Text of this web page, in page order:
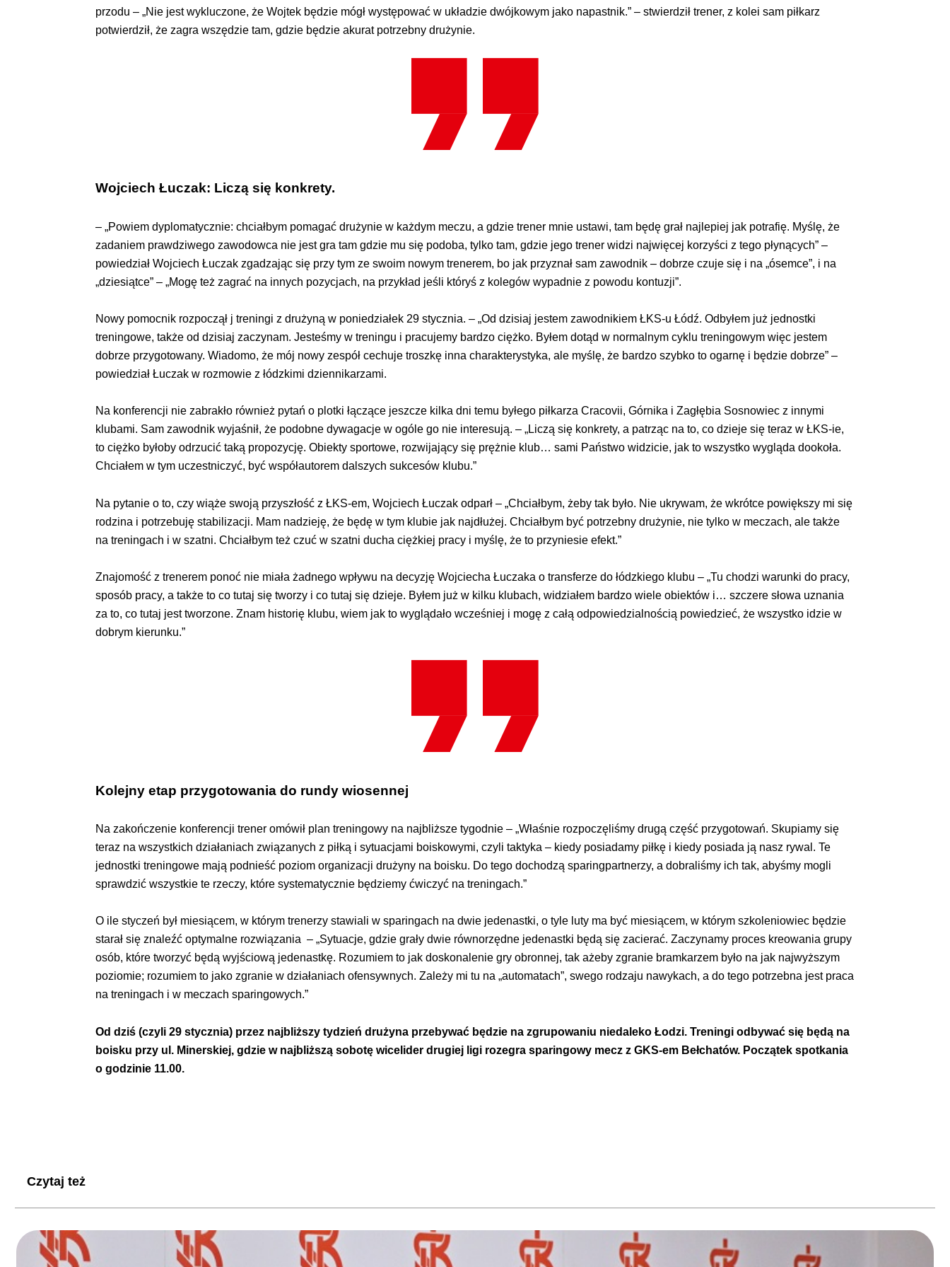
przodu – „Nie jest wykluczone, że Wojtek będzie mógł występować w układzie dwójkowym jako napastnik.” – stwierdził trener, z kolei sam piłkarz
potwierdził, że zagra wszędzie tam, gdzie będzie akurat potrzebny drużynie.
Wojciech Łuczak: Liczą się konkrety.
– „Powiem dyplomatycznie: chciałbym pomagać drużynie w każdym meczu, a gdzie trener mnie ustawi, tam będę grał najlepiej jak potrafię. Myślę, że
zadaniem prawdziwego zawodowca nie jest gra tam gdzie mu się podoba, tylko tam, gdzie jego trener widzi najwięcej korzyści z tego płynących” –
powiedział Wojciech Łuczak zgadzając się przy tym ze swoim nowym trenerem, bo jak przyznał sam zawodnik – dobrze czuje się i na „ósemce”, i na
„dziesiątce” – „Mogę też zagrać na innych pozycjach, na przykład jeśli któryś z kolegów wypadnie z powodu kontuzji”.
Nowy pomocnik rozpoczął j treningi z drużyną w poniedziałek 29 stycznia. – „Od dzisiaj jestem zawodnikiem ŁKS-u Łódź. Odbyłem już jednostki
treningowe, także od dzisiaj zaczynam. Jesteśmy w treningu i pracujemy bardzo ciężko. Byłem dotąd w normalnym cyklu treningowym więc jestem
dobrze przygotowany. Wiadomo, że mój nowy zespół cechuje troszkę inna charakterystyka, ale myślę, że bardzo szybko to ogarnę i będzie dobrze” –
powiedział Łuczak w rozmowie z łódzkimi dziennikarzami.
Na konferencji nie zabrakło również pytań o plotki łączące jeszcze kilka dni temu byłego piłkarza Cracovii, Górnika i Zagłębia Sosnowiec z innymi
klubami. Sam zawodnik wyjaśnił, że podobne dywagacje w ogóle go nie interesują. – „Liczą się konkrety, a patrząc na to, co dzieje się teraz w ŁKS-ie,
to ciężko byłoby odrzucić taką propozycję. Obiekty sportowe, rozwijający się prężnie klub… sami Państwo widzicie, jak to wszystko wygląda dookoła.
Chciałem w tym uczestniczyć, być współautorem dalszych sukcesów klubu.”
Na pytanie o to, czy wiąże swoją przyszłość z ŁKS-em, Wojciech Łuczak odparł – „Chciałbym, żeby tak było. Nie ukrywam, że wkrótce powiększy mi się
rodzina i potrzebuję stabilizacji. Mam nadzieję, że będę w tym klubie jak najdłużej. Chciałbym być potrzebny drużynie, nie tylko w meczach, ale także
na treningach i w szatni. Chciałbym też czuć w szatni ducha ciężkiej pracy i myślę, że to przyniesie efekt.”
Znajomość z trenerem ponoć nie miała żadnego wpływu na decyzję Wojciecha Łuczaka o transferze do łódzkiego klubu – „Tu chodzi warunki do pracy,
sposób pracy, a także to co tutaj się tworzy i co tutaj się dzieje. Byłem już w kilku klubach, widziałem bardzo wiele obiektów i… szczere słowa uznania
za to, co tutaj jest tworzone. Znam historię klubu, wiem jak to wyglądało wcześniej i mogę z całą odpowiedzialnością powiedzieć, że wszystko idzie w
dobrym kierunku.”
Kolejny etap przygotowania do rundy wiosennej
Na zakończenie konferencji trener omówił plan treningowy na najbliższe tygodnie – „Właśnie rozpoczęliśmy drugą część przygotowań. Skupiamy się
teraz na wszystkich działaniach związanych z piłką i sytuacjami boiskowymi, czyli taktyka – kiedy posiadamy piłkę i kiedy posiada ją nasz rywal. Te
jednostki treningowe mają podnieść poziom organizacji drużyny na boisku. Do tego dochodzą sparingpartnerzy, a dobraliśmy ich tak, abyśmy mogli
sprawdzić wszystkie te rzeczy, które systematycznie będziemy ćwiczyć na treningach.”
O ile styczeń był miesiącem, w którym trenerzy stawiali w sparingach na dwie jedenastki, o tyle luty ma być miesiącem, w którym szkoleniowiec będzie
starał się znaleźć optymalne rozwiązania – „Sytuacje, gdzie grały dwie równorzędne jedenastki będą się zacierać. Zaczynamy proces kreowania grupy
osób, które tworzyć będą wyjściową jedenastkę. Rozumiem to jak doskonalenie gry obronnej, tak ażeby zgranie bramkarzem było na jak najwyższym
poziomie; rozumiem to jako zgranie w działaniach ofensywnych. Zależy mi tu na „automatach”, swego rodzaju nawykach, a do tego potrzebna jest praca
na treningach i w meczach sparingowych.”
Od dziś (czyli 29 stycznia) przez najbliższy tydzień drużyna przebywać będzie na zgrupowaniu niedaleko Łodzi. Treningi odbywać się będą na
boisku przy ul. Minerskiej, gdzie w najbliższą sobotę wicelider drugiej ligi rozegra sparingowy mecz z GKS-em Bełchatów. Początek spotkania
o godzinie 11.00.
Czytaj też